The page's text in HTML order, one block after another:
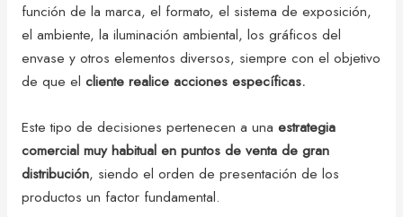
función de la marca, el formato, el sistema de exposición,
el ambiente, la iluminación ambiental, los gráficos del
envase y otros elementos diversos, siempre con el objetivo
de que el cliente realice acciones específicas.
Este tipo de decisiones pertenecen a una estrategia
comercial muy habitual en puntos de venta de gran
distribución, siendo el orden de presentación de los
productos un factor fundamental.